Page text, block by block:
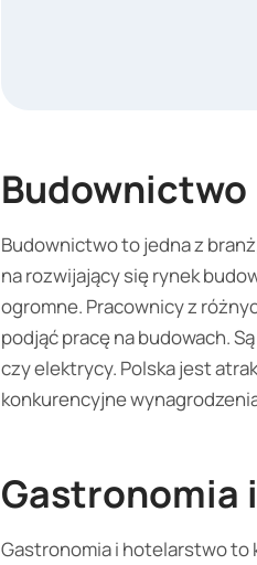
Budownictwo
Budownictwo to jedna z
na rozwijający się rynek
ogromne. Pracownicy z
podjąć pracę na budowach.
czy elektrycy. Polska jest
konkurencyjne
Gastronomia
Gastronomia i hotelarstwo to